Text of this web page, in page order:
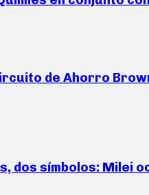
de Ahorro
dos símbolos: Milei